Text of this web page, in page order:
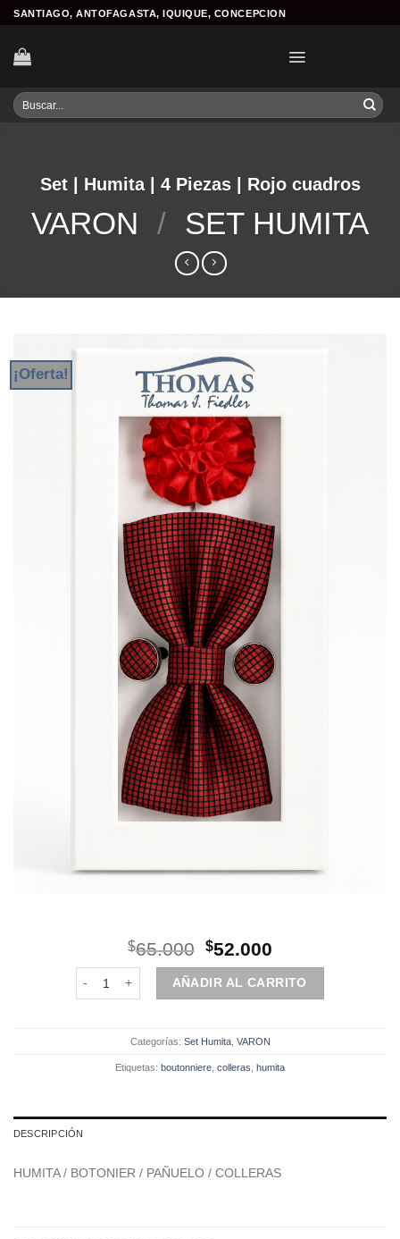
Skip
content
SANTIAGO, ANTOFAGASTA, IQUIQUE, CONCEPCION
Buscar
por:
Set | Humita | 4 Piezas | Rojo cuadros
VARON / SET HUMITA
¡Oferta!
$65.000 El
precio
original
era:
$65.000.
$52.000
precio
actual
es:
$52.000.
Set | Humita | 4 Piezas | Rojo cuadros cantidad
AÑADIR AL CARRITO
Categorías: Set Humita, VARON
Etiquetas: boutonniere colleras humita
DESCRIPCIÓN
HUMITA / BOTONIER / PAÑUELO / COLLERAS